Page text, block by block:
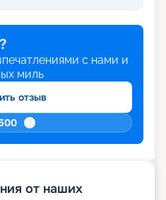
с нами и
миль
отзыв
от наших